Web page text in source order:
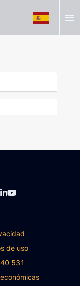
menu
de uso
531